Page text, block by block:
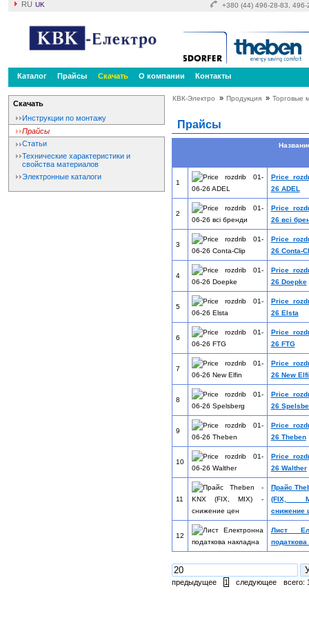
RU UK +380 (44) 496-28-83,
Каталог Прайсы Скачать О компании Контакты
Скачать
Инструкции по монтажу
Прайсы
Статьи
Технические характеристики и
свойства материалов
Электронные каталоги
КВК-Электро » Продукция » Торговые
Прайсы
1
Price
26 ADEL
2
Price
26 всі
3
Price
26 Conta-
4
Price
26 Doepke
5
Price
26 Elsta
6
Price
26 FTG
7
Price
26 New
8
Price
26
9
Price
26 Theben
10
Price
26 Walther
11
Прайс
(FIX,
снижение
12
Лист
податкова
предыдущее 1 следующее всего: